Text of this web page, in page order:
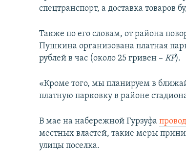
спецтранспорт, а доставка товаров
Также по его словам, от района
Пушкина организована платная
рублей в час (около 25 гривен –КР).
«Кроме того, мы планируем в
платную парковку в районе
В мае на набережной Гурзуфа
местных властей, такие меры
улицы поселка.